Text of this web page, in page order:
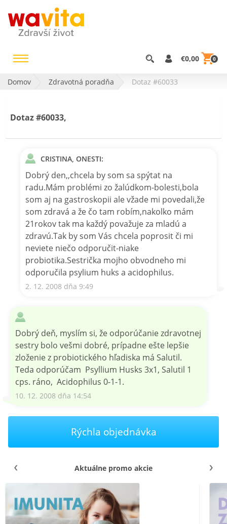
€0,00 0
Domov Zdravotná poradňa Dotaz #60033
Dotaz #60033,
CRISTINA, ONESTI:
Dobrý den,,chcela by som sa spýtat na
radu.Mám problémi zo žalúdkom-bolesti,bola
som aj na gastroskopii ale vžade mi povedali,že
som zdravá a že čo tam robím,nakolko mám
21rokov tak ma každý považuje za mladú a
zdravú.Tak by som Vás chcela poprosit či mi
neviete niečo odporučit-niake
probiotika.Sestrička mojho obvodneho mi
odporučila psylium huks a acidophilus.
2. 12. 2008 dňa 9:49
Dobrý deň, myslím si, že odporúčanie zdravotnej
sestry bolo vešmi dobré, prípadne ešte lepšie
zloženie z probiotického hľadiska má Salutil.
Teda odporúčam Psyllium Husks 3x1, Salutil 1
cps. ráno, Acidophilus 0-1-1.
10. 12. 2008 dňa 14:54
Rýchla objednávka
Aktuálne promo akcie